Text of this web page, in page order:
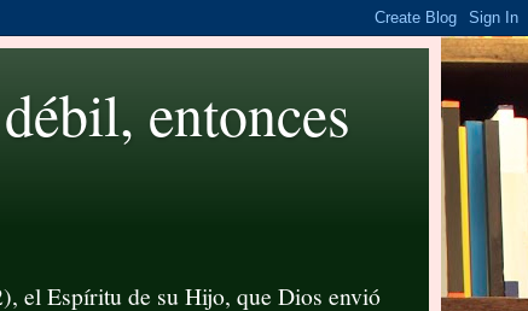
entonces
el Espíritu de su Hijo, que Dios envió